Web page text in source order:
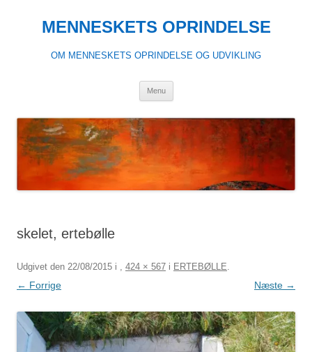
indholdMENNESKETS OPRINDELSE
OM MENNESKETS OPRINDELSE OG UDVIKLING
Menu
skelet, ertebølle
Udgivet den 22/08/2015 i 424 × 567 i ERTEBØLLE
← Forrige Næste →